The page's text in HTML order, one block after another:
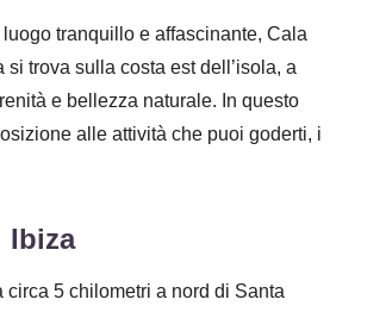
tranquillo e affascinante, Cala
trova sulla costa est dell’isola, a
e bellezza naturale. In questo
alle attività che puoi goderti, i
Ibiza
5 chilometri a nord di Santa